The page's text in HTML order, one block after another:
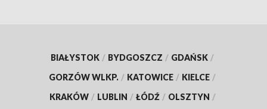
BIAŁYSTOK / BYDGOSZCZ / GDAŃSK /
GORZÓW WLKP. / KATOWICE / KIELCE /
KRAKÓW / LUBLIN / ŁÓDŹ / OLSZTYN /